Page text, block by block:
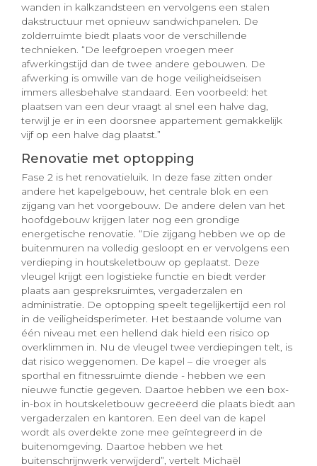
wanden in kalkzandsteen en vervolgens een stalen
dakstructuur met opnieuw sandwichpanelen. De
zolderruimte biedt plaats voor de verschillende
technieken. “De leefgroepen vroegen meer
afwerkingstijd dan de twee andere gebouwen. De
afwerking is omwille van de hoge veiligheidseisen
immers allesbehalve standaard. Een voorbeeld: het
plaatsen van een deur vraagt al snel een halve dag,
terwijl je er in een doorsnee appartement gemakkelijk
vijf op een halve dag plaatst.”
Renovatie met optopping
Fase 2 is het renovatieluik. In deze fase zitten onder
andere het kapelgebouw, het centrale blok en een
zijgang van het voorgebouw. De andere delen van het
hoofdgebouw krijgen later nog een grondige
energetische renovatie. “Die zijgang hebben we op de
buitenmuren na volledig gesloopt en er vervolgens een
verdieping in houtskeletbouw op geplaatst. Deze
vleugel krijgt een logistieke functie en biedt verder
plaats aan gespreksruimtes, vergaderzalen en
administratie. De optopping speelt tegelijkertijd een rol
in de veiligheidsperimeter. Het bestaande volume van
één niveau met een hellend dak hield een risico op
overklimmen in. Nu de vleugel twee verdiepingen telt, is
dat risico weggenomen. De kapel – die vroeger als
sporthal en fitnessruimte diende - hebben we een
nieuwe functie gegeven. Daartoe hebben we een box-
in-box in houtskeletbouw gecreëerd die plaats biedt aan
vergaderzalen en kantoren. Een deel van de kapel
wordt als overdekte zone mee geïntegreerd in de
buitenomgeving. Daartoe hebben we het
buitenschrijnwerk verwijderd”, vertelt Michaël